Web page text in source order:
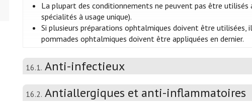
La plupart des conditionnements ne peuvent pas être
spécialités à usage unique).
Si plusieurs préparations ophtalmiques doivent être utilisées,
pommades ophtalmiques doivent être appliquées en dernier.
16.1. Anti-infectieux
16.2. Antiallergiques et anti-inflammatoires